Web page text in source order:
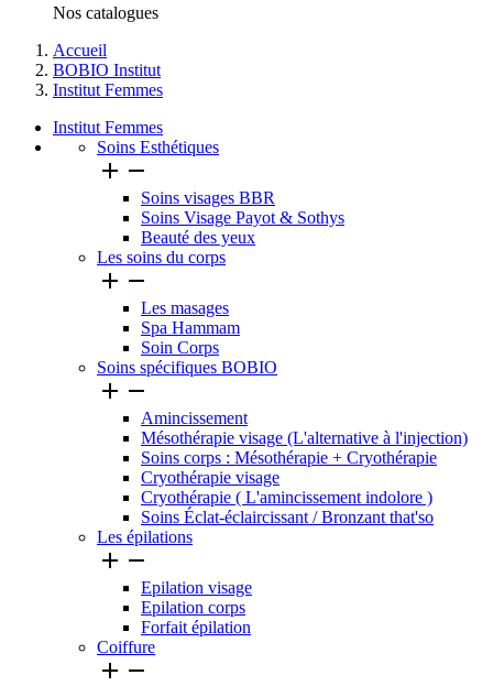
Nos catalogues
Accueil
BOBIO Institut
Institut Femmes
Institut Femmes
Soins Esthétiques
 
Soins visages BBR
Soins Visage Payot & Sothys
Beauté des yeux
Les soins du corps
 
Les masages
Spa Hammam
Soin Corps
Soins spécifiques BOBIO
 
Amincissement
Mésothérapie visage (L'alternative à l'injection)
Soins corps : Mésothérapie + Cryothérapie
Cryothérapie visage
Cryothérapie ( L'amincissement indolore )
Soins Éclat-éclaircissant / Bronzant that'so
Les épilations
 
Epilation visage
Epilation corps
Forfait épilation
Coiffure
 